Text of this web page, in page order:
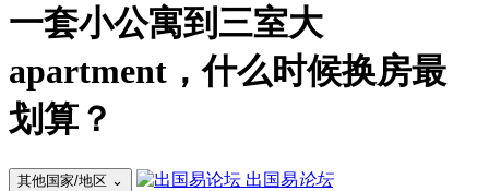
一套小公寓到三室大
apartment，什么时候换房最
划算？
其他国家/地区 ⌄ 出国易论坛